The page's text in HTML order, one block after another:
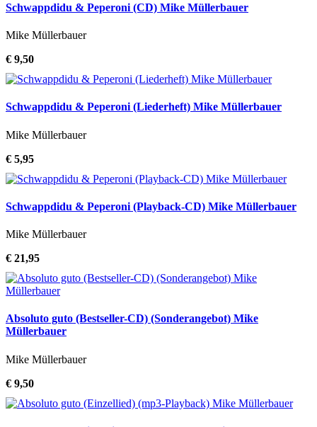
Schwappdidu & Peperoni (CD) Mike Müllerbauer
Mike Müllerbauer
€ 9,50
Schwappdidu & Peperoni (Liederheft) Mike Müllerbauer
Mike Müllerbauer
€ 5,95
Schwappdidu & Peperoni (Playback-CD) Mike Müllerbauer
Mike Müllerbauer
€ 21,95
Absoluto guto (Bestseller-CD) (Sonderangebot) Mike
Müllerbauer
Mike Müllerbauer
€ 9,50